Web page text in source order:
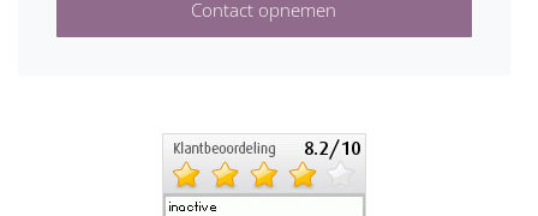
Contact opnemen